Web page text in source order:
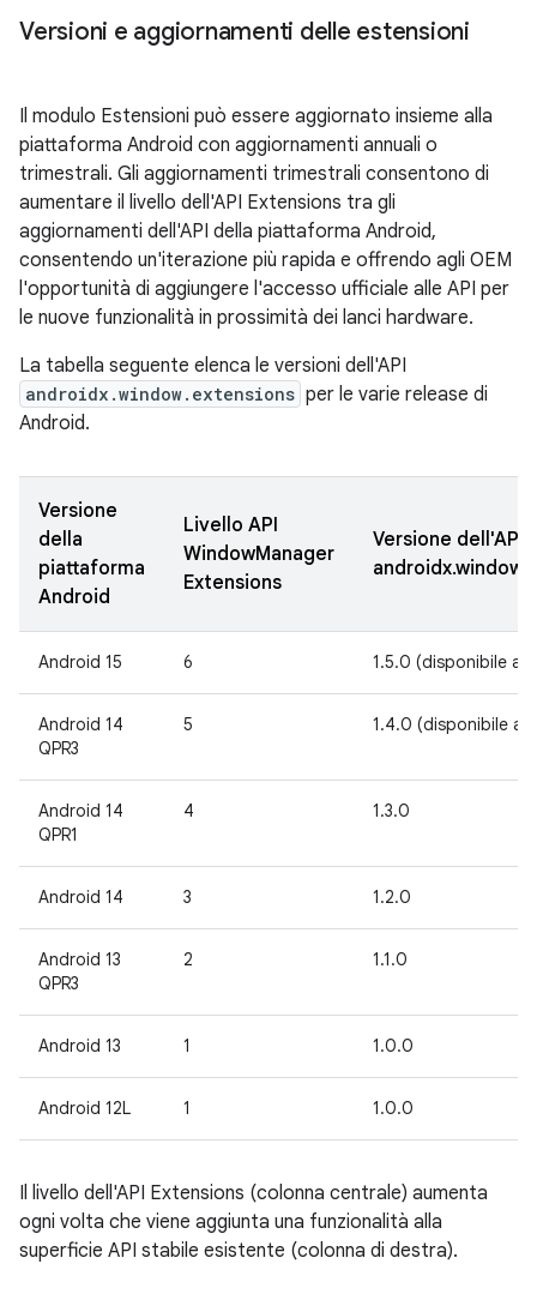
Versioni e aggiornamenti delle estensioni
Il modulo Estensioni può essere aggiornato insieme alla
piattaforma Android con aggiornamenti annuali o
trimestrali. Gli aggiornamenti trimestrali consentono di
aumentare il livello dell'API Extensions tra gli
aggiornamenti dell'API della piattaforma Android,
consentendo un'iterazione più rapida e offrendo agli OEM
l'opportunità di aggiungere l'accesso ufficiale alle API per
le nuove funzionalità in prossimità dei lanci hardware.
La tabella seguente elenca le versioni dell'API
androidx.window.extensions per le varie release di
Android.
Versione
della
piattaforma
Android
Livello API
WindowManager
Extensions
Versione dell'API
Android 15 6 1.5.0 (disponibile a
Android 14
QPR3
5 1.4.0 (disponibile a
Android 14
QPR1
4 1.3.0
Android 14 3 1.2.0
Android 13
QPR3
2 1.1.0
Android 13 1 1.0.0
Android 12L 1 1.0.0
Il livello dell'API Extensions (colonna centrale) aumenta
ogni volta che viene aggiunta una funzionalità alla
superficie API stabile esistente (colonna di destra).